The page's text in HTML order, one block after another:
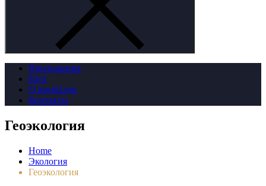
Приложения
Блог
О tnwild.org
Контакты
Геоэкология
Home
Экология
Геоэкология